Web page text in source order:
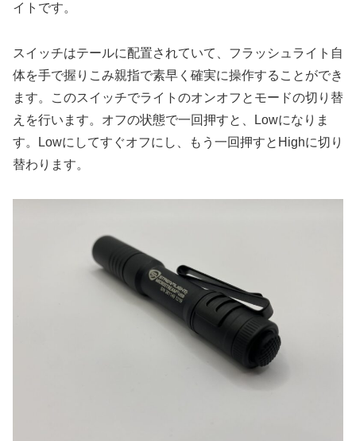
イトです。
スイッチはテールに配置されていて、フラッシュライト自
体を手で握りこみ親指で素早く確実に操作することができ
ます。このスイッチでライトのオンオフとモードの切り替
えを行います。オフの状態で一回押すと、Lowになりま
す。Lowにしてすぐオフにし、もう一回押すとHighに切り
替わります。